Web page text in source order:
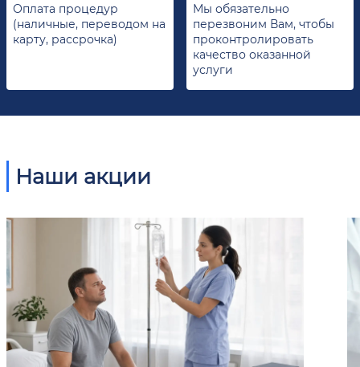
Оплата процедур
(наличные, переводом на
карту, рассрочка)
Мы обязательно
перезвоним Вам, чтобы
проконтролировать
качество оказанной
услуги
Наши акции